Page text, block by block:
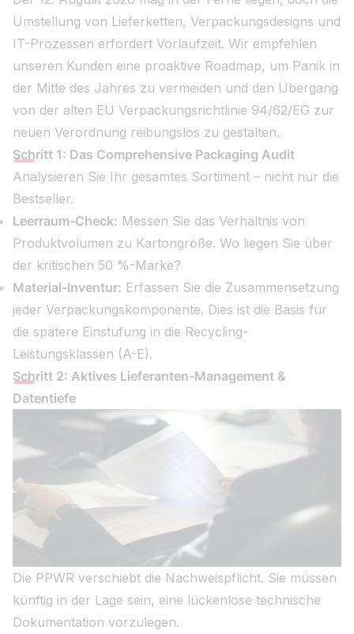
Umstellung von Lieferketten, Verpackungsdesigns und
IT-Prozessen erfordert Vorlaufzeit. Wir empfehlen
unseren Kunden eine proaktive Roadmap, um Panik in
der Mitte des Jahres zu vermeiden und den Übergang
von der alten EU Verpackungsrichtlinie 94/62/EG zur
neuen Verordnung reibungslos zu gestalten.
Schritt 1: Das Comprehensive Packaging Audit
Analysieren Sie Ihr gesamtes Sortiment – nicht nur die
Bestseller.
Leerraum-Check: Messen Sie das Verhältnis von
Produktvolumen zu Kartongröße. Wo liegen Sie über
der kritischen 50 %-Marke?
Material-Inventur: Erfassen Sie die Zusammensetzung
jeder Verpackungskomponente. Dies ist die Basis für
die spätere Einstufung in die Recycling-
Leistungsklassen (A-E).
Schritt 2: Aktives Lieferanten-Management &
Datentiefe
Die PPWR verschiebt die Nachweispflicht. Sie müssen
künftig in der Lage sein, eine lückenlose technische
Dokumentation vorzulegen.